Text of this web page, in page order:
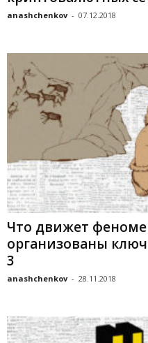
anashchenkov - 07.12.2018
Что движет
организованы
3
anashchenkov - 28.11.2018